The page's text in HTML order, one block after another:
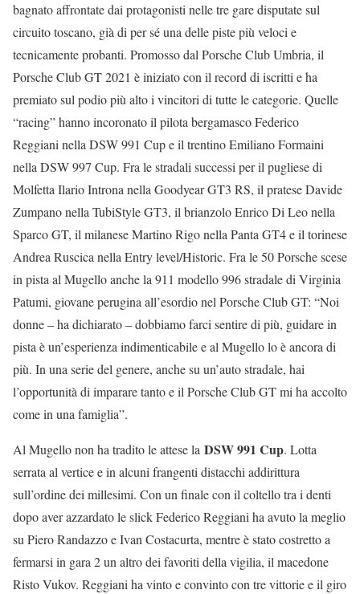
bagnato affrontate dai protagonisti nelle tre gare disputate sul
circuito toscano, già di per sé una delle piste più veloci e
tecnicamente probanti. Promosso dal Porsche Club Umbria, il
Porsche Club GT 2021 è iniziato con il record di iscritti e ha
premiato sul podio più alto i vincitori di tutte le categorie. Quelle
“racing” hanno incoronato il pilota bergamasco Federico
Reggiani nella DSW 991 Cup e il trentino Emiliano Formaini
nella DSW 997 Cup. Fra le stradali successi per il pugliese di
Molfetta Ilario Introna nella Goodyear GT3 RS, il pratese Davide
Zumpano nella TubiStyle GT3, il brianzolo Enrico Di Leo nella
Sparco GT, il milanese Martino Rigo nella Panta GT4 e il torinese
Andrea Ruscica nella Entry level/Historic. Fra le 50 Porsche scese
in pista al Mugello anche la 911 modello 996 stradale di Virginia
Patumi, giovane perugina all’esordio nel Porsche Club GT: “Noi
donne – ha dichiarato – dobbiamo farci sentire di più, guidare in
pista è un’esperienza indimenticabile e al Mugello lo è ancora di
più. In una serie del genere, anche su un’auto stradale, hai
l’opportunità di imparare tanto e il Porsche Club GT mi ha accolto
come in una famiglia”.
Al Mugello non ha tradito le attese la DSW 991 Cup. Lotta
serrata al vertice e in alcuni frangenti distacchi addirittura
sull’ordine dei millesimi. Con un finale con il coltello tra i denti
dopo aver azzardato le slick Federico Reggiani ha avuto la meglio
su Piero Randazzo e Ivan Costacurta, mentre è stato costretto a
fermarsi in gara 2 un altro dei favoriti della vigilia, il macedone
Risto Vukov. Reggiani ha vinto e convinto con tre vittorie e il giro